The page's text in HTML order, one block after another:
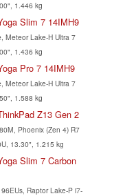
1.446 kg
Slim 7 14IMH9
Meteor Lake-H Ultra 7
1.436 kg
Pro 7 14IMH9
Meteor Lake-H Ultra 7
1.588 kg
Z13 Gen 2
Phoenix (Zen 4) R7
13.30", 1.215 kg
Slim 7 Carbon
Raptor Lake-P i7-